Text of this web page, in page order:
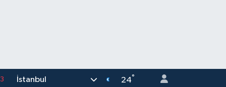
İstanbul 24°